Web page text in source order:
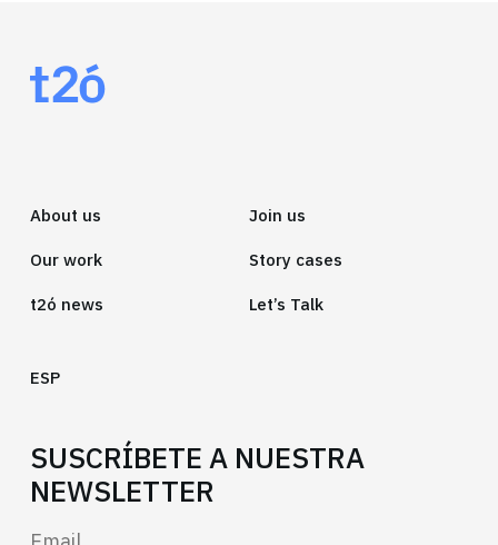
About us
Our work
t2ó news
ESP
Join us
Story cases
Let’s Talk
SUSCRÍBETE A NUESTRA
NEWSLETTER